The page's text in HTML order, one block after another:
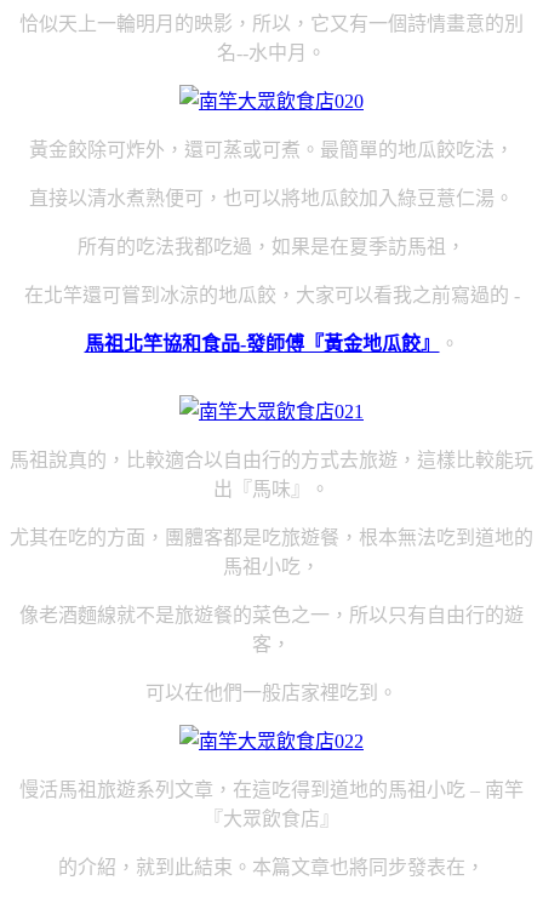
恰似天上一輪明月的映影，所以，它又有一個詩情畫意的別
名--水中月。
黃金餃除可炸外，還可蒸或可煮。 最簡單的地瓜餃吃法，
直接以清水煮熟便可，也可以將地瓜餃加入綠豆薏仁湯。
所有的吃法我都吃過，如果是在夏季訪馬祖，
在北竿還可嘗到冰涼的地瓜餃，大家可以看我之前寫過的 -
馬祖北竿協和食品-發師傅『黃金地瓜餃』 。
馬祖說真的，比較適合以自由行的方式去旅遊，這樣比較能玩
出『馬味』。
尤其在吃的方面，團體客都是吃旅遊餐，根本無法吃到道地的
馬祖小吃，
像老酒麵線就不是旅遊餐的菜色之一，所以只有自由行的遊
客，
可以在他們一般店家裡吃到。
慢活馬祖旅遊系列文章，在這吃得到道地的馬祖小吃 – 南竿
『大眾飲食店』
的介紹，就到此結束。本篇文章也將同步發表在，